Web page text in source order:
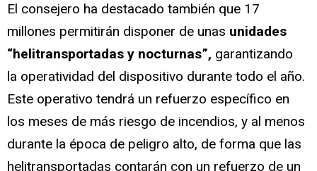
El consejero ha destacado también que 17
millones permitirán disponer de unas unidades
“helitransportadas y nocturnas”, garantizando
la operatividad del dispositivo durante todo el año.
Este operativo tendrá un refuerzo específico en
los meses de más riesgo de incendios, y al menos
durante la época de peligro alto, de forma que las
helitransportadas contarán con un refuerzo de un